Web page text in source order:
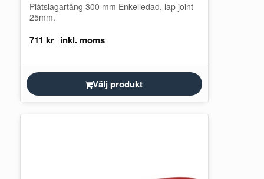
Plåtslagartång 300 mm Enkelledad, lap joint
25mm.
711 kr
Välj produkt